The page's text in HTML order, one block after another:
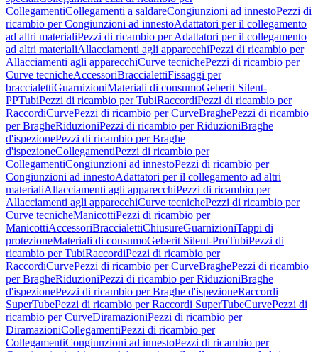
CollegamentiCollegamenti a saldareCongiunzioni ad innestoPezzi di
ricambio per Congiunzioni ad innestoAdattatori per il collegamento
ad altri materialiPezzi di ricambio per Adattatori per il collegamento
ad altri materialiAllacciamenti agli apparecchiPezzi di ricambio per
Allacciamenti agli apparecchiCurve tecnichePezzi di ricambio per
Curve tecnicheAccessoriBraccialettiFissaggi per
braccialettiGuarnizioniMateriali di consumoGeberit Silent-
PPTubiPezzi di ricambio per TubiRaccordiPezzi di ricambio per
RaccordiCurvePezzi di ricambio per CurveBraghePezzi di ricambio
per BragheRiduzioniPezzi di ricambio per RiduzioniBraghe
d'ispezionePezzi di ricambio per Braghe
d'ispezioneCollegamentiPezzi di ricambio per
CollegamentiCongiunzioni ad innestoPezzi di ricambio per
Congiunzioni ad innestoAdattatori per il collegamento ad altri
materialiAllacciamenti agli apparecchiPezzi di ricambio per
Allacciamenti agli apparecchiCurve tecnichePezzi di ricambio per
Curve tecnicheManicottiPezzi di ricambio per
ManicottiAccessoriBraccialettiChiusureGuarnizioniTappi di
protezioneMateriali di consumoGeberit Silent-ProTubiPezzi di
ricambio per TubiRaccordiPezzi di ricambio per
RaccordiCurvePezzi di ricambio per CurveBraghePezzi di ricambio
per BragheRiduzioniPezzi di ricambio per RiduzioniBraghe
d'ispezionePezzi di ricambio per Braghe d'ispezioneRaccordi
SuperTubePezzi di ricambio per Raccordi SuperTubeCurvePezzi di
ricambio per CurveDiramazioniPezzi di ricambio per
DiramazioniCollegamentiPezzi di ricambio per
CollegamentiCongiunzioni ad innestoPezzi di ricambio per